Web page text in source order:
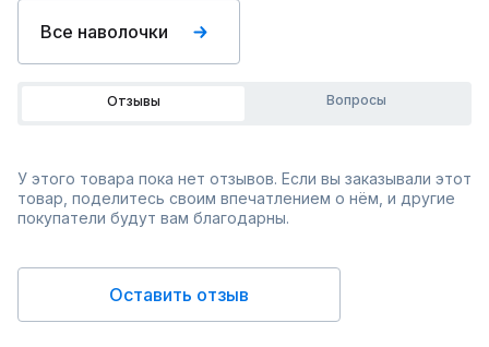
Все наволочки
Отзывы Вопросы
У этого товара пока нет отзывов. Если вы заказывали этот
товар, поделитесь своим впечатлением о нём, и другие
покупатели будут вам благодарны.
Оставить отзыв